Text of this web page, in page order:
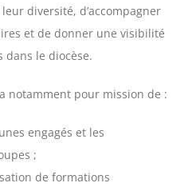
diversité, d’accompagner
et de donner une visibilité
dans le diocèse.
notamment pour mission de :
engagés et les
;
de formations